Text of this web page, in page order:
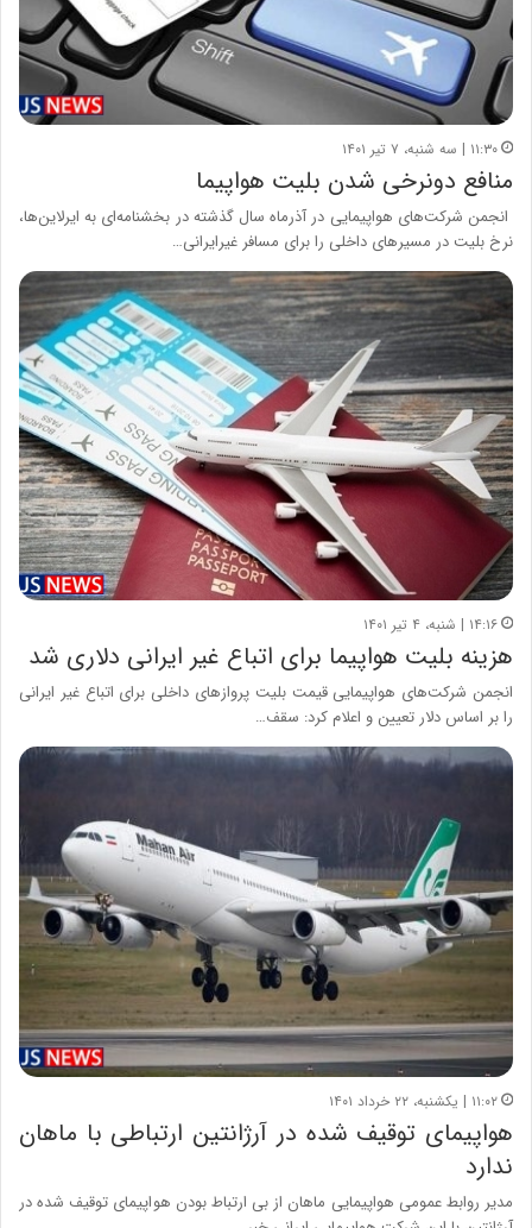
۱۱:۳۰ | سه شنبه، ۷ تیر ۱۴۰۱
منافع دونرخی شدن بلیت هواپیما
انجمن شرکت‌های هواپیمایی در آذرماه سال گذشته در بخشنامه‌ای به ایرلاین‌ها،
نرخ بلیت در مسیرهای داخلی را برای مسافر غیرایرانی…
۱۴:۱۶ | شنبه، ۴ تیر ۱۴۰۱
هزینه بلیت هواپیما برای اتباع غیر ایرانی دلاری شد
انجمن شرکت‌های هواپیمایی قیمت بلیت پروازهای داخلی برای اتباع غیر ایرانی
را بر اساس دلار تعیین و اعلام کرد: سقف…
۱۱:۰۲ | یکشنبه، ۲۲ خرداد ۱۴۰۱
هواپیمای توقیف شده در آرژانتین ارتباطی با ماهان
ندارد
مدیر روابط عمومی هواپیمایی ماهان از بی ارتباط بودن هواپیمای توقیف شده در